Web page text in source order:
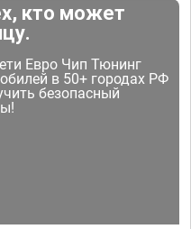
кто может
Евро Чип Тюнинг
в 50+ городах РФ
безопасный